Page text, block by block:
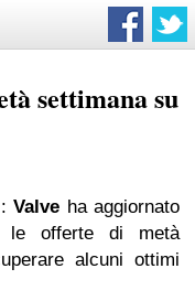
settimana su
: Valve ha aggiornato
le offerte di metà
alcuni ottimi